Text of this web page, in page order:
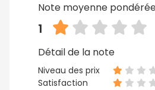
Note moyenne
1
Détail de la note
Niveau des prix
Satisfaction